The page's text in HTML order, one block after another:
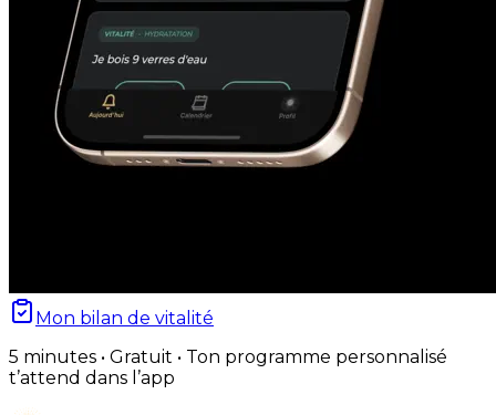
Mon bilan de vitalité
5 minutes • Gratuit • Ton programme personnalisé
t’attend dans l’app